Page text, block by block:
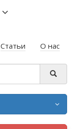
Статьи О нас